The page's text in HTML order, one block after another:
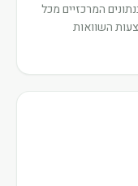
המרכזיים מכל
השוואות